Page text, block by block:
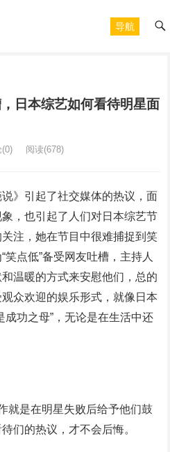
导航
日本综艺如何看待明星面
(0) 阅读(678)
》引起了社交媒体的热议，面
，也引起了人们对日本综艺节
注，她在节目中很难捕捉到笑
笑点低”备受网友吐槽，主持人
温暖的方式来安慰他们，总的
众欢迎的娱乐形式，就像日本
成功之母”，无论是在生活中还
就是在明星失败后给予他们鼓
们的热议，才不会后悔。